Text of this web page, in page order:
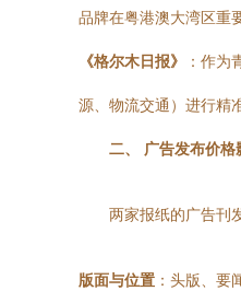
品牌在粤港澳大湾区重
《格尔木日报》 ：作为
源、物流交通）进行精
二、 广告发布价格
两家报纸的广告刊
版面与位置 ：头版、